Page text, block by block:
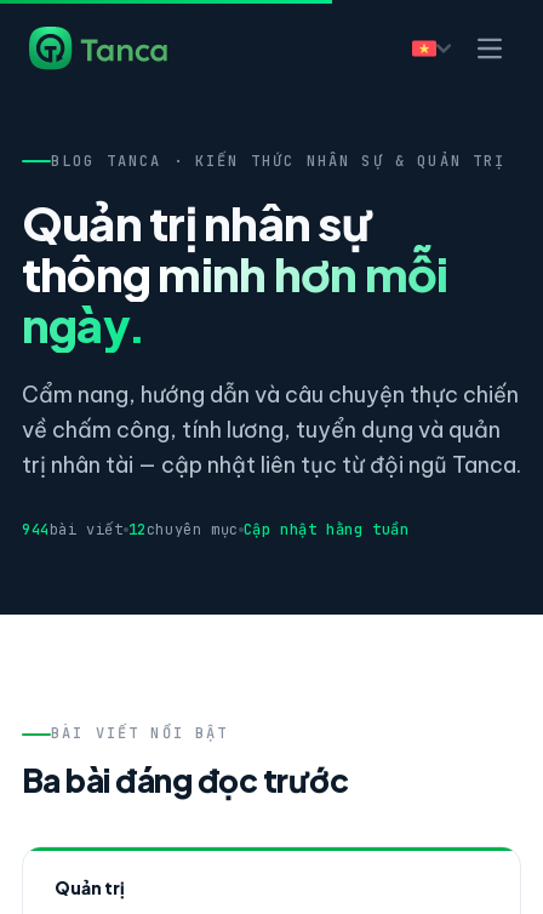
BLOG TANCA · KIẾN THỨC NHÂN SỰ & QUẢN TRỊ
Quản trị nhân sự
thông minh hơn mỗi
ngày.
Cẩm nang, hướng dẫn và câu chuyện thực chiến
về chấm công, tính lương, tuyển dụng và quản
trị nhân tài — cập nhật liên tục từ đội ngũ Tanca.
944bài viết 12chuyên mục Cập nhật hằng tuần
BÀI VIẾT NỔI BẬT
Ba bài đáng đọc trước
Quản trị